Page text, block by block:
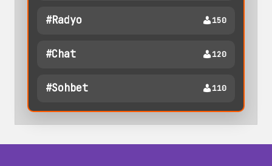
#radyo 150
#chat 120
#sohbet 110